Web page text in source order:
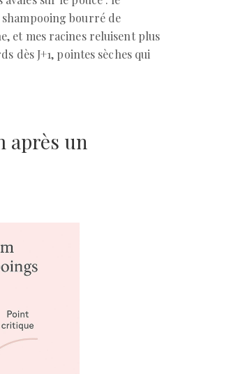
bourré de
et mes racines reluisent plus
dès J+1, pointes sèches qui
après un